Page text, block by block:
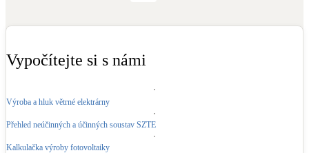
Vypočítejte si s námi
Výroba a hluk větrné elektrárny
Přehled neúčinných a účinných soustav SZTE
Kalkulačka výroby fotovoltaiky